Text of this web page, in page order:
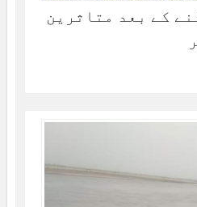
کے بعد متاثرین